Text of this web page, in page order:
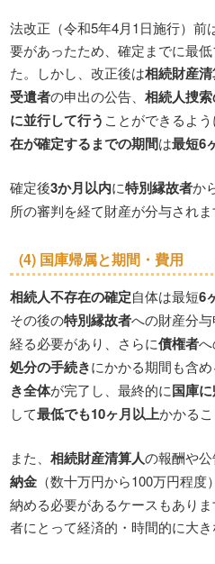
法改正（令和5年4月1日施行）前
要があったため、確定までに最
た。しかし、改正後は相続財産
受遺者の申出の公告、相続人捜
に並行して行う ことができるよ
在が確定するまでの期間は最短6
確定後3か月以内に特別縁故者か
所の審判を経て財産が分与されま
(4) 国庫帰属と期間・費用
相続人不存在の確定自体は最短6
その後の特別縁故者への財産分
経る必要があり、さらに債権者
処分の手続きにかかる期間も含
き全体が完了し、最終的に国庫
して最低でも10ヶ月以上かかるこ
また、相続財産清算人の報酬や
納金 （数十万円から100万円程
納める必要があるケースもあり
者にとって経済的・時間的に大き